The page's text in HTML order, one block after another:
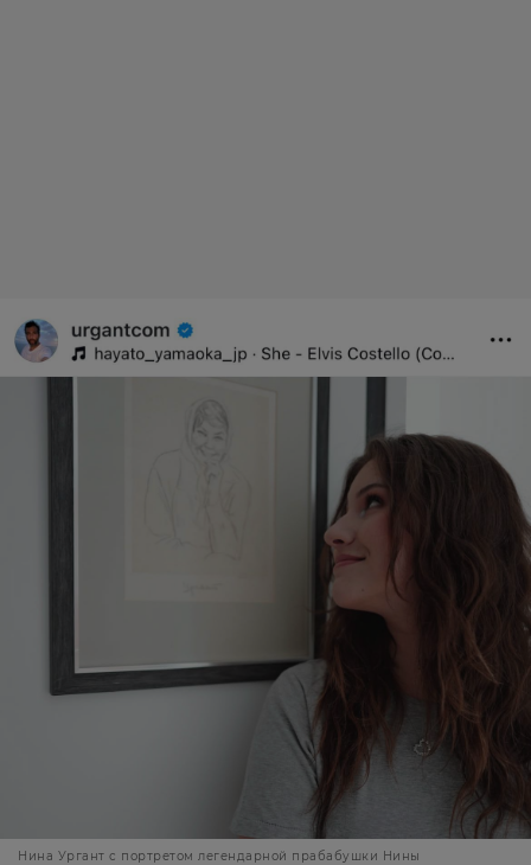
Нина Ургант с портретом легендарной прабабушки Нины